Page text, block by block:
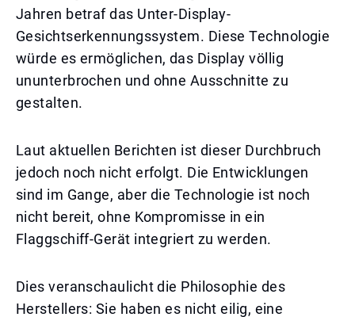
Jahren betraf das Unter-Display-
Gesichtserkennungssystem. Diese Technologie
würde es ermöglichen, das Display völlig
ununterbrochen und ohne Ausschnitte zu
gestalten.
Laut aktuellen Berichten ist dieser Durchbruch
jedoch noch nicht erfolgt. Die Entwicklungen
sind im Gange, aber die Technologie ist noch
nicht bereit, ohne Kompromisse in ein
Flaggschiff-Gerät integriert zu werden.
Dies veranschaulicht die Philosophie des
Herstellers: Sie haben es nicht eilig, eine